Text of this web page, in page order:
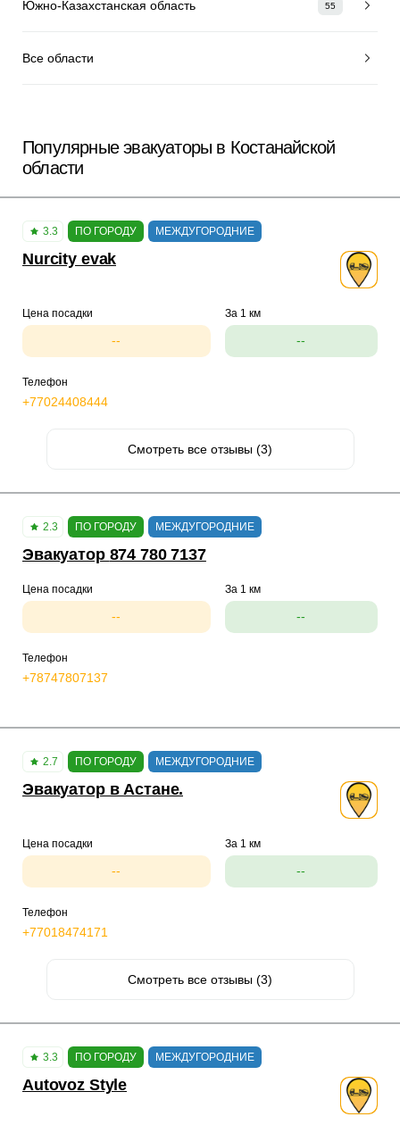
Южно-Казахстанская область 55
Все области
Популярные эвакуаторы в Костанайской
области
3.3 ПО ГОРОДУ МЕЖДУГОРОДНИЕ
Nurcity evak
Цена посадки
--
За 1 км
--
Телефон
+77024408444
Смотреть все отзывы (3)
2.3 ПО ГОРОДУ МЕЖДУГОРОДНИЕ
Эвакуатор 874 780 7137
Цена посадки
--
За 1 км
--
Телефон
+78747807137
2.7 ПО ГОРОДУ МЕЖДУГОРОДНИЕ
Эвакуатор в Астане.
Цена посадки
--
За 1 км
--
Телефон
+77018474171
Смотреть все отзывы (3)
3.3 ПО ГОРОДУ МЕЖДУГОРОДНИЕ
Autovoz Style